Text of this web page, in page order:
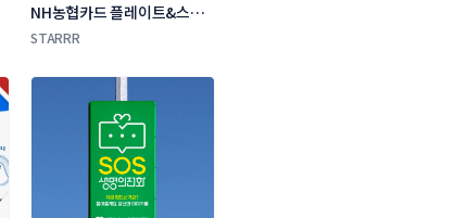
NH농협카드 플레이트&스티
커 디자인 콘테스트
STARRR